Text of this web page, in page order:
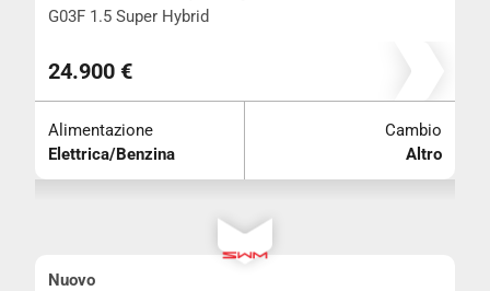
G03F 1.5 Super Hybrid
24.900 €
Alimentazione
Elettrica/Benzina
Cambio
Altro
Nuovo